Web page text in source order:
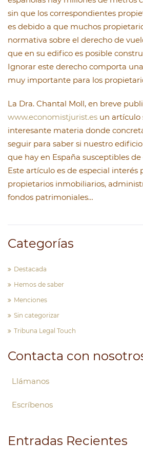
sin que los correspondientes
es debido a que muchos
normativa sobre el derecho de
que en su edifico es posible
Ignorar este derecho comporta
muy importante para los
La Dra. Chantal Moll, en breve
www.economistjurist.es un artículo
interesante materia donde
seguir para saber si nuestro
que hay en España susceptibles
Este artículo es de especial interés
propietarios inmobiliarios,
fondos patrimoniales…
Categorías
Destacada
Hemos de saber
Menciones
Sin categorizar
Tribuna Legal Touch
Contacta con
Llámanos
Escríbenos
Entradas Recientes